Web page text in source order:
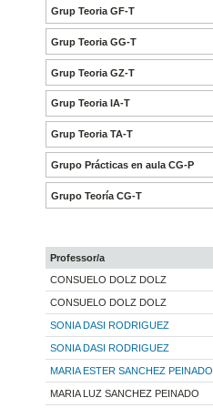
Grup Teoria GF-T
Grup Teoria GG-T
Grup Teoria GZ-T
Grup Teoria IA-T
Grup Teoria TA-T
Grupo Prácticas en aula CG-P
Grupo Teoría CG-T
Professor/a
CONSUELO DOLZ DOLZ
CONSUELO DOLZ DOLZ
SONIA DASI RODRIGUEZ
SONIA DASI RODRIGUEZ
MARIA ESTER SANCHEZ PEINADO
MARIA LUZ SANCHEZ PEINADO